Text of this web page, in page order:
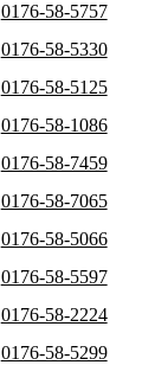
0176-58-5757
0176-58-5330
0176-58-5125
0176-58-1086
0176-58-7459
0176-58-7065
0176-58-5066
0176-58-5597
0176-58-2224
0176-58-5299